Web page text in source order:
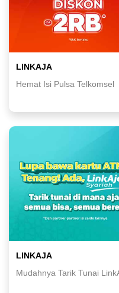
LINKAJA
Hemat Isi Pulsa Telkomsel
LINKAJA
Mudahnya Tarik Tunai